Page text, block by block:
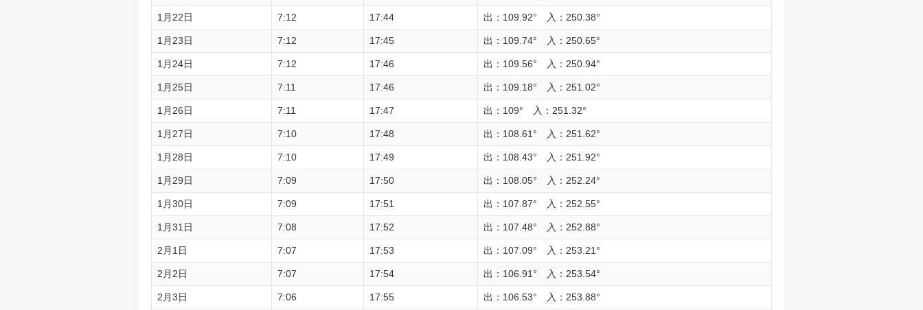
1月22日 7:12 17:44 出：109.92° 入：250.38°
1月23日 7:12 17:45 出：109.74° 入：250.65°
1月24日 7:12 17:46 出：109.56° 入：250.94°
1月25日 7:11 17:46 出：109.18° 入：251.02°
1月26日 7:11 17:47 出：109° 入：251.32°
1月27日 7:10 17:48 出：108.61° 入：251.62°
1月28日 7:10 17:49 出：108.43° 入：251.92°
1月29日 7:09 17:50 出：108.05° 入：252.24°
1月30日 7:09 17:51 出：107.87° 入：252.55°
1月31日 7:08 17:52 出：107.48° 入：252.88°
2月1日 7:07 17:53 出：107.09° 入：253.21°
2月2日 7:07 17:54 出：106.91° 入：253.54°
2月3日 7:06 17:55 出：106.53° 入：253.88°